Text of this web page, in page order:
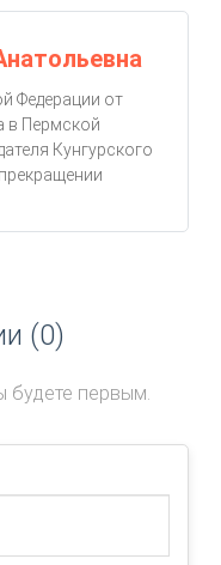
Федерации от
в Пермской
Кунгурского
(0)
будете первым.